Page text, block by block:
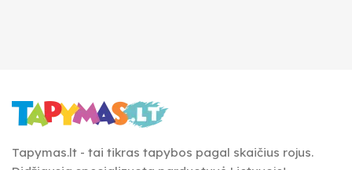
Tapymas.lt - tai tikras tapybos pagal skaičius rojus.